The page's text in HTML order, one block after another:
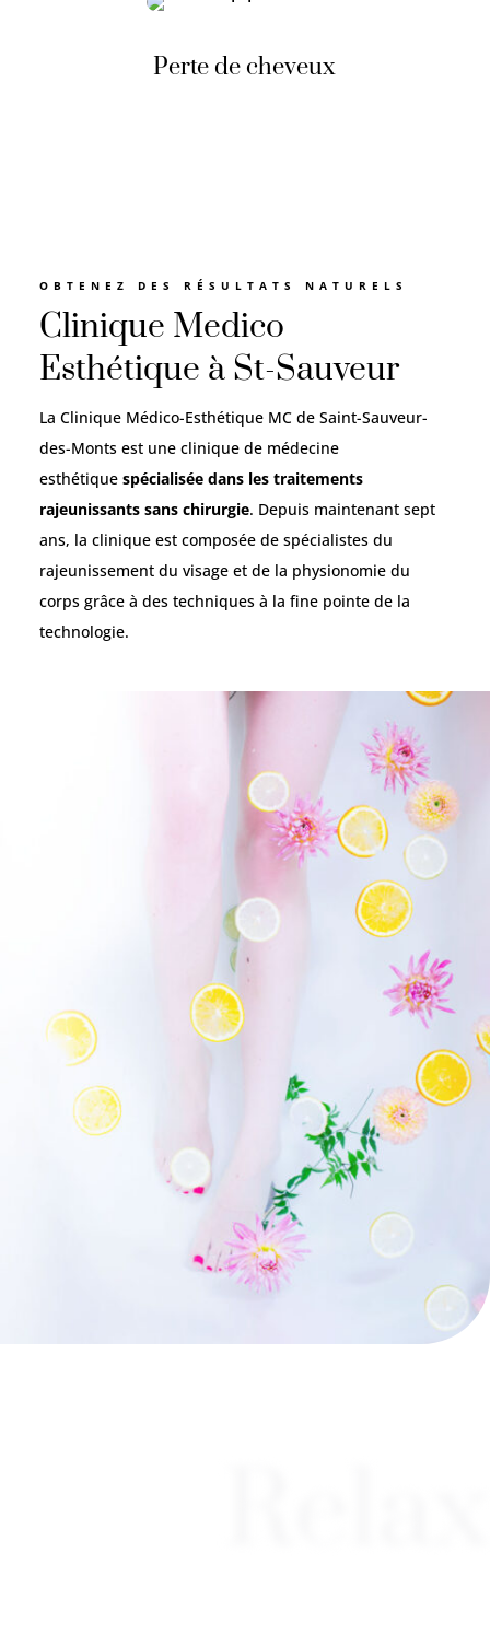
Perte de cheveux
OBTENEZ DES RÉSULTATS NATURELS
Clinique Medico
Esthétique à St-Sauveur
La Clinique Médico-Esthétique MC de Saint-Sauveur-
des-Monts est une clinique de médecine
esthétique spécialisée dans les traitements
rajeunissants sans chirurgie. Depuis maintenant sept
ans, la clinique est composée de spécialistes du
rajeunissement du visage et de la physionomie du
corps grâce à des techniques à la fine pointe de la
technologie.